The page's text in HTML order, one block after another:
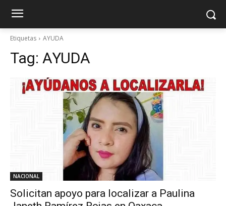
Etiquetas AYUDA
Tag: AYUDA
NACIONAL
Solicitan apoyo para localizar a Paulina